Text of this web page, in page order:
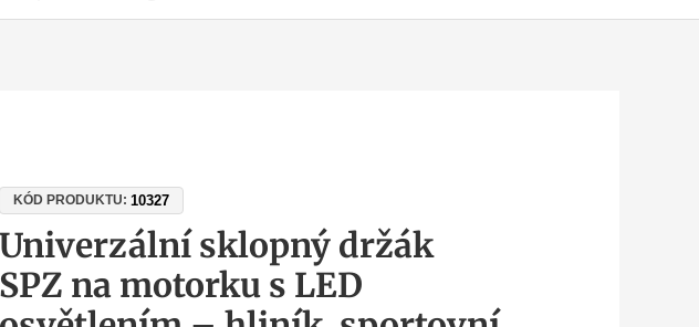
KÓD PRODUKTU:10327
Univerzální sklopný držák
SPZ na motorku s LED
Univerzální
sklopný
držák
SPZ